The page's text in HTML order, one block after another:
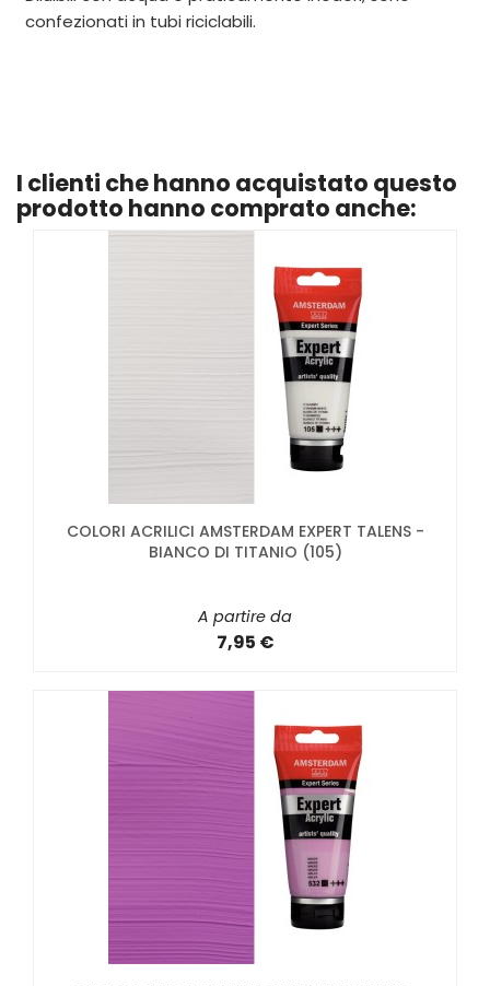
confezionati in tubi riciclabili.
I clienti che hanno acquistato questo
prodotto hanno comprato anche:
COLORI ACRILICI AMSTERDAM EXPERT TALENS -
BIANCO DI TITANIO (105)
A partire da
7,95 €